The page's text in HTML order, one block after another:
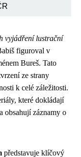
vyjádření lustrační
figuroval v
Bureš. Tato
ze strany
k celé záležitosti.
které dokládají
obsahují záznamy o
představuje klíčový